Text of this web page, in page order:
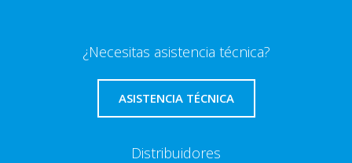
¿Necesitas asistencia técnica?
ASISTENCIA TÉCNICA
Distribuidores